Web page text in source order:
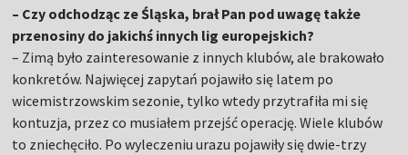
– Czy odchodząc ze Śląska, brał Pan pod uwagę także
przenosiny do jakichś innych lig europejskich?
– Zimą było zainteresowanie z innych klubów, ale brakowało
konkretów. Najwięcej zapytań pojawiło się latem po
wicemistrzowskim sezonie, tylko wtedy przytrafiła mi się
kontuzja, przez co musiałem przejść operację. Wiele klubów
to zniechęciło. Po wyleczeniu urazu pojawiły się dwie-trzy